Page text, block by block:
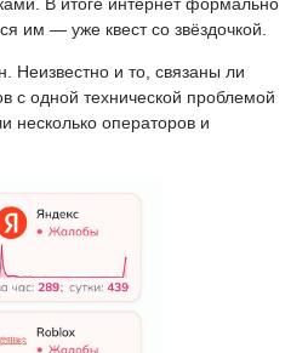
им — уже квест со звёздочкой.
Неизвестно и то, связаны ли
с одной технической проблемой
несколько операторов и